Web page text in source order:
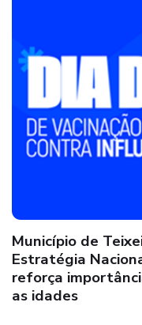
Município de
Estratégia
reforça
as idades